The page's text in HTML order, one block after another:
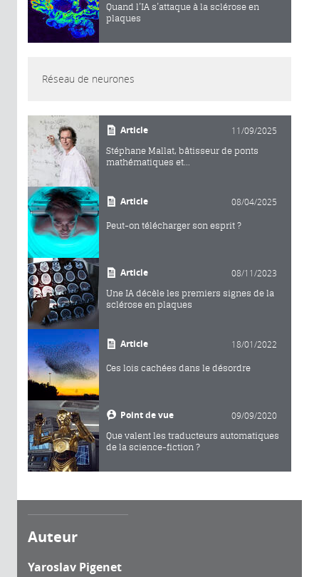
Quand l’IA s’attaque à la sclérose en
plaques
Réseau de neurones
Article 11/09/2025
Stéphane Mallat, bâtisseur de ponts
mathématiques et...
Article 08/04/2025
Peut-on télécharger son esprit ?
Article 08/11/2023
Une IA décèle les premiers signes de la
sclérose en plaques
Article 18/01/2022
Ces lois cachées dans le désordre
Point de vue 09/09/2020
Que valent les traducteurs automatiques
de la science-fiction ?
Auteur
Yaroslav Pigenet